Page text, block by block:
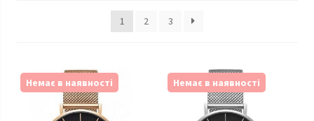
Наручні годинники у Харкові
1 2 3
Немає в наявності Немає в наявності